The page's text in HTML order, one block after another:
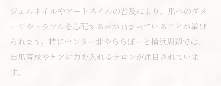
ジェルネイルでも自爪を守る秘訣
自爪ケアに強い都筑区のネイル施術
ジェルネイル長持ちのコツと注意点
ネイル施術後の自爪ケアポイント
ジェルネイルやアートネイルの普及により、爪へのダメ
ージやトラブルを心配する声が高まっていることが挙げ
られます。特にセンター北やららぽーと横浜周辺では、
自爪育成やケアに力を入れるサロンが注目されていま
す。